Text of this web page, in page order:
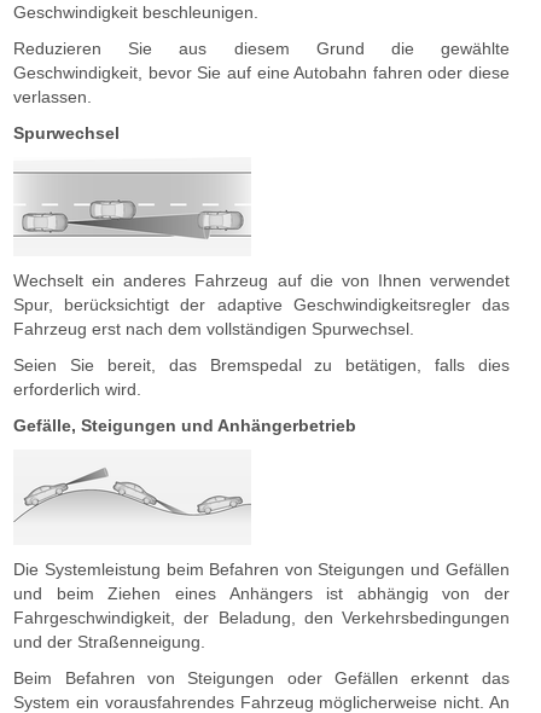
Geschwindigkeit beschleunigen.
Reduzieren Sie aus diesem Grund die gewählte
Geschwindigkeit, bevor Sie auf eine Autobahn fahren oder diese
verlassen.
Spurwechsel
Wechselt ein anderes Fahrzeug auf die von Ihnen verwendet
Spur, berücksichtigt der adaptive Geschwindigkeitsregler das
Fahrzeug erst nach dem vollständigen Spurwechsel.
Seien Sie bereit, das Bremspedal zu betätigen, falls dies
erforderlich wird.
Gefälle, Steigungen und Anhängerbetrieb
Die Systemleistung beim Befahren von Steigungen und Gefällen
und beim Ziehen eines Anhängers ist abhängig von der
Fahrgeschwindigkeit, der Beladung, den Verkehrsbedingungen
und der Straßenneigung.
Beim Befahren von Steigungen oder Gefällen erkennt das
System ein vorausfahrendes Fahrzeug möglicherweise nicht. An